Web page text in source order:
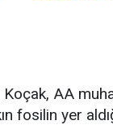
AA
fosilin yer